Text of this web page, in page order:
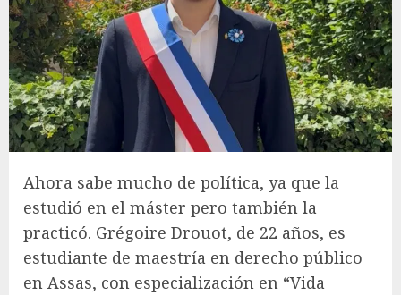
Ahora sabe mucho de política, ya que la
estudió en el máster pero también la
practicó. Grégoire Drouot, de 22 años, es
estudiante de maestría en derecho público
en Assas, con especialización en “Vida